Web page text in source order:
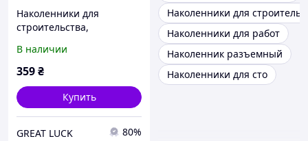
Наколенники для
строительства,
(046m)
В наличии
359₴
Купить
GREAT LUCK 80%
Наколенники для
Наколенники для работ
Наколенник разъемный
Наколенники для сто